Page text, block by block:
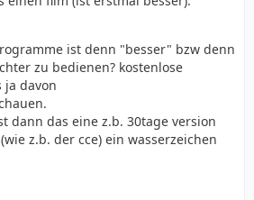
ist denn "besser" bzw denn
zu bedienen? kostenlose
ja davon
dann das eine z.b. 30tage version
z.b. der cce) ein wasserzeichen